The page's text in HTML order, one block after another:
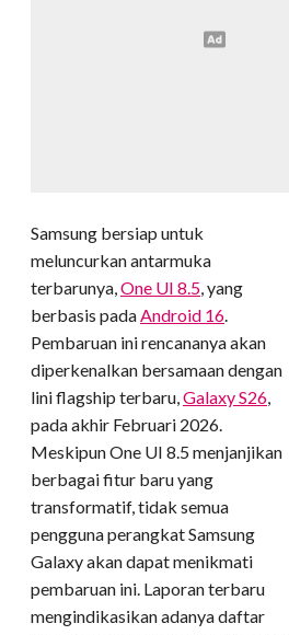
Samsung bersiap untuk
meluncurkan antarmuka
terbarunya,One UI 8.5, yang
berbasis padaAndroid 16.
Pembaruan ini rencananya akan
diperkenalkan bersamaan dengan
lini flagship terbaru,Galaxy S26,
pada akhir Februari 2026.
Meskipun One UI 8.5 menjanjikan
berbagai fitur baru yang
transformatif, tidak semua
pengguna perangkat Samsung
Galaxy akan dapat menikmati
pembaruan ini. Laporan terbaru
mengindikasikan adanya daftar